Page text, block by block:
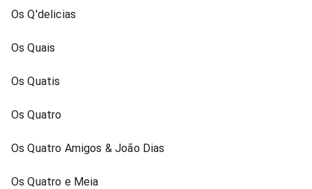
Os Q'delicias
Os Quais
Os Quatis
Os Quatro
Os Quatro Amigos & João Dias
Os Quatro e Meia